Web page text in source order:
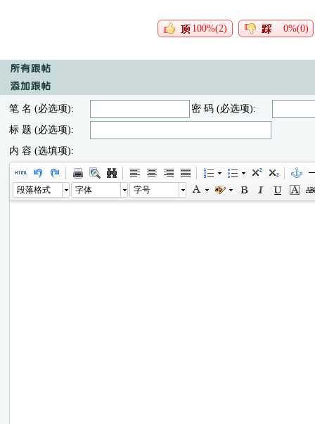
100%(2) 0%(0)
笔 名 (必选项):
密 码 (必选项):
标 题 (必选项):
内 容 (选填项):
段落格式 字体 字号